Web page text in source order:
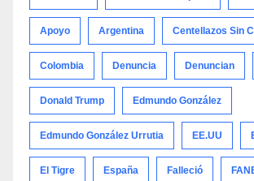
Apoyo Argentina Centellazos Sin
Colombia Denuncia Denuncian
Donald Trump Edmundo González
Edmundo González Urrutia EE.UU
El Tigre España Falleció